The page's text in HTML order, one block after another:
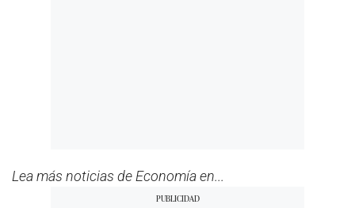
Lea más noticias de Economía en...